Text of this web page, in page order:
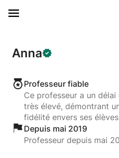
Anna
Professeur fiable
Ce professeur a un
très élevé, démontrant
fidélité envers ses
Depuis mai 2019
Professeur depuis mai